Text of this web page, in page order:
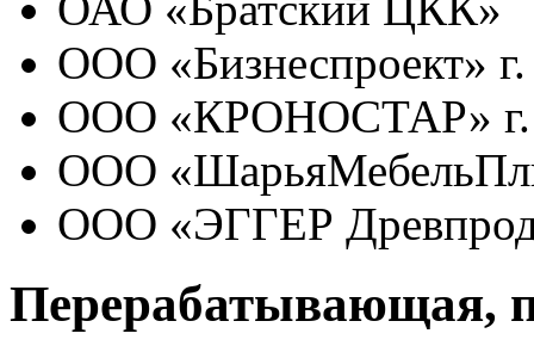
ООО «Бизнеспроект»
ООО «КРОНОСТАР»
ООО
ООО «ЭГГЕР
Перерабатывающая,